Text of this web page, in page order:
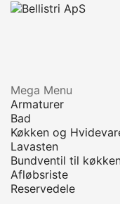
Mega Menu
Armaturer
Bad
Køkken og
Lavasten
Bundventil til
Afløbsriste
Reservedele